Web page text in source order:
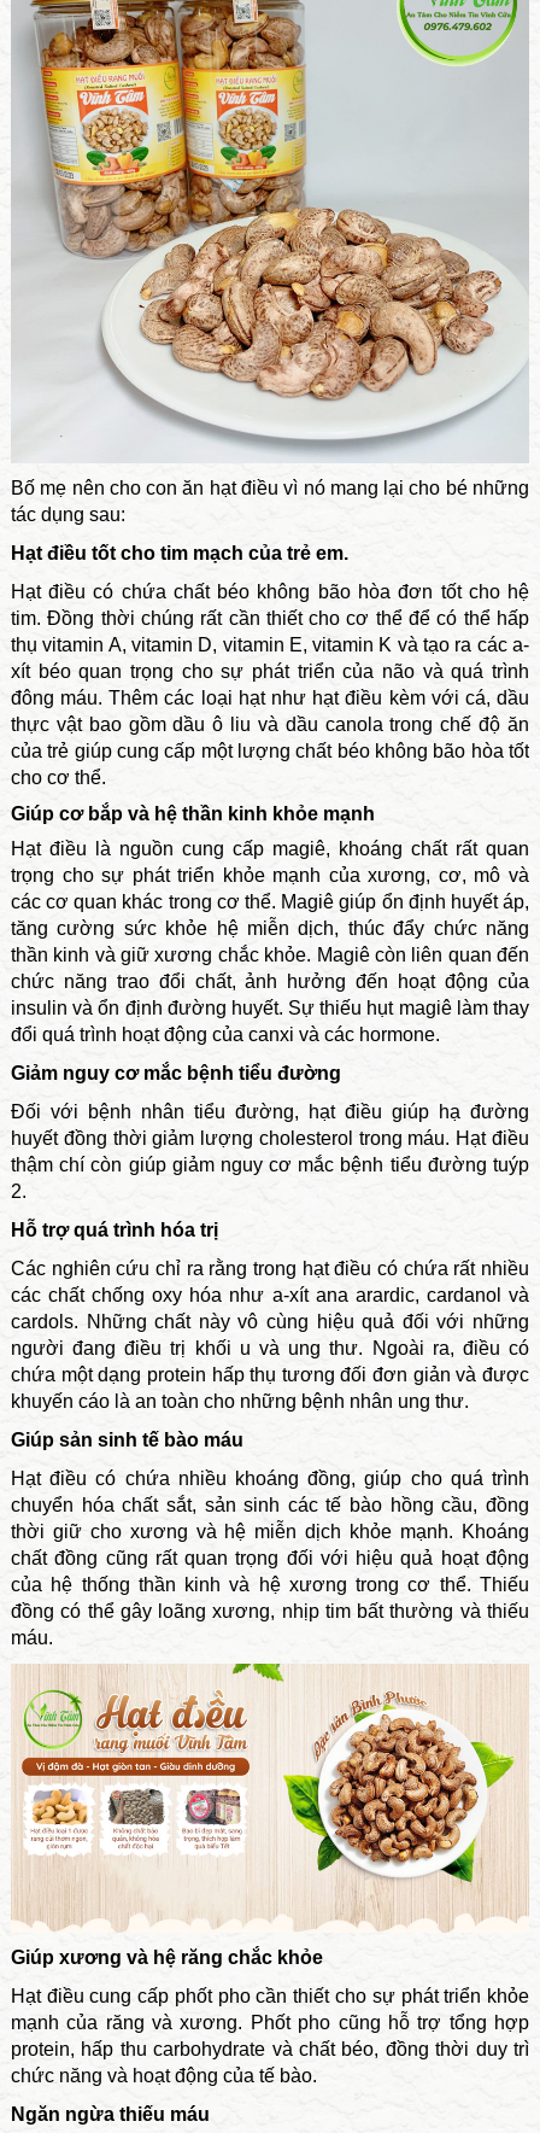
Bố mẹ nên cho con ăn hạt điều vì nó mang lại cho bé những
tác dụng sau:
Hạt điều tốt cho tim mạch của trẻ em.
Hạt điều có chứa chất béo không bão hòa đơn tốt cho hệ
tim. Đồng thời chúng rất cần thiết cho cơ thể để có thể hấp
thụ vitamin A, vitamin D, vitamin E, vitamin K và tạo ra các a-
xít béo quan trọng cho sự phát triển của não và quá trình
đông máu. Thêm các loại hạt như hạt điều kèm với cá, dầu
thực vật bao gồm dầu ô liu và dầu canola trong chế độ ăn
của trẻ giúp cung cấp một lượng chất béo không bão hòa tốt
cho cơ thể.
Giúp cơ bắp và hệ thần kinh khỏe mạnh
Hạt điều là nguồn cung cấp magiê, khoáng chất rất quan
trọng cho sự phát triển khỏe mạnh của xương, cơ, mô và
các cơ quan khác trong cơ thể. Magiê giúp ổn định huyết áp,
tăng cường sức khỏe hệ miễn dịch, thúc đẩy chức năng
thần kinh và giữ xương chắc khỏe. Magiê còn liên quan đến
chức năng trao đổi chất, ảnh hưởng đến hoạt động của
insulin và ổn định đường huyết. Sự thiếu hụt magiê làm thay
đổi quá trình hoạt động của canxi và các hormone.
Giảm nguy cơ mắc bệnh tiểu đường
Đối với bệnh nhân tiểu đường, hạt điều giúp hạ đường
huyết đồng thời giảm lượng cholesterol trong máu. Hạt điều
thậm chí còn giúp giảm nguy cơ mắc bệnh tiểu đường tuýp
2.
Hỗ trợ quá trình hóa trị
Các nghiên cứu chỉ ra rằng trong hạt điều có chứa rất nhiều
các chất chống oxy hóa như a-xít ana arardic, cardanol và
cardols. Những chất này vô cùng hiệu quả đối với những
người đang điều trị khối u và ung thư. Ngoài ra, điều có
chứa một dạng protein hấp thụ tương đối đơn giản và được
khuyến cáo là an toàn cho những bệnh nhân ung thư.
Giúp sản sinh tế bào máu
Hạt điều có chứa nhiều khoáng đồng, giúp cho quá trình
chuyển hóa chất sắt, sản sinh các tế bào hồng cầu, đồng
thời giữ cho xương và hệ miễn dịch khỏe mạnh. Khoáng
chất đồng cũng rất quan trọng đối với hiệu quả hoạt động
của hệ thống thần kinh và hệ xương trong cơ thể. Thiếu
đồng có thể gây loãng xương, nhịp tim bất thường và thiếu
máu.
Giúp xương và hệ răng chắc khỏe
Hạt điều cung cấp phốt pho cần thiết cho sự phát triển khỏe
mạnh của răng và xương. Phốt pho cũng hỗ trợ tổng hợp
protein, hấp thu carbohydrate và chất béo, đồng thời duy trì
chức năng và hoạt động của tế bào.
Ngăn ngừa thiếu máu